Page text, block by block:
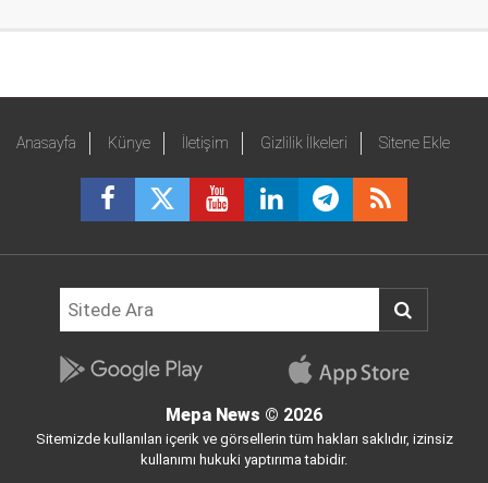
Anasayfa Künye İletişim Gizlilik İlkeleri Sitene Ekle
Mepa News © 2026
Sitemizde kullanılan içerik ve görsellerin tüm hakları saklıdır, izinsiz
kullanımı hukuki yaptırıma tabidir.